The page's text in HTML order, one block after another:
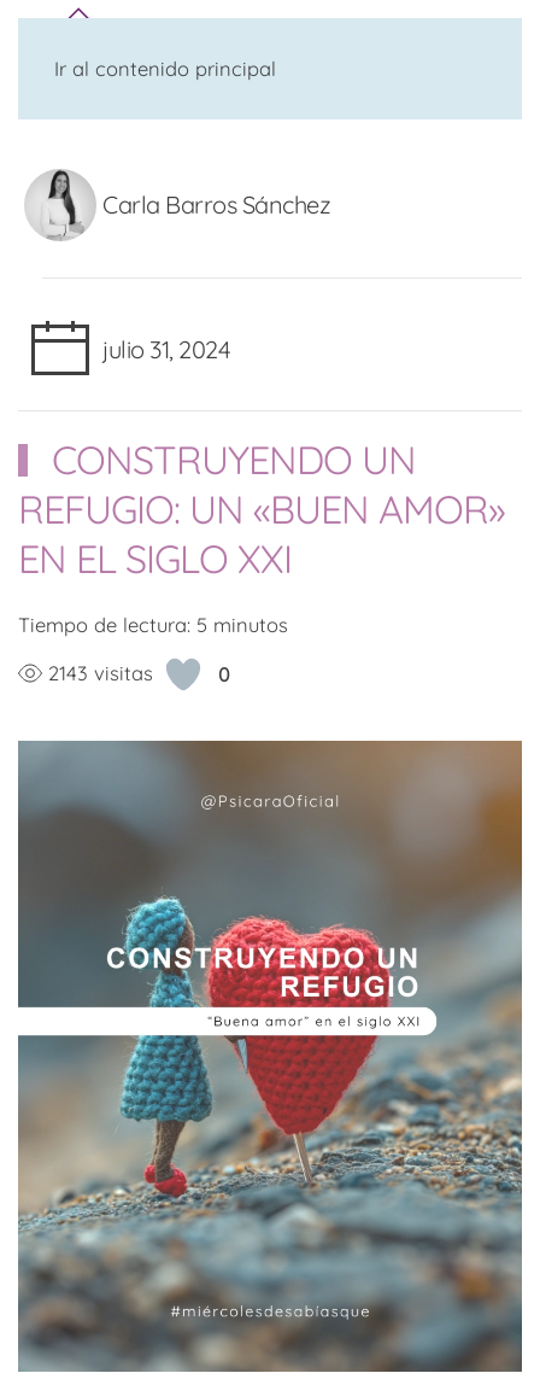
Ir al contenido principal
Carla Barros Sánchez
julio 31, 2024
CONSTRUYENDO UN
REFUGIO: UN «BUEN AMOR»
EN EL SIGLO XXI
Tiempo de lectura: 5 minutos
2143 visitas
0